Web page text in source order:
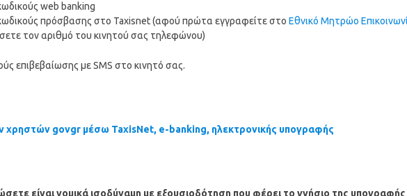
web banking
πρόσβασης στο Taxisnet (αφού πρώτα εγγραφείτε στο Εθνικό Μητρώο
τον αριθμό του κινητού σας τηλεφώνου)
επιβεβαίωσης με SMS στο κινητό σας.
χρηστών govgr μέσω TaxisNet, e-banking, ηλεκτρονικής υπογραφής
είναι νομικά ισοδύναμη με εξουσιοδότηση που φέρει το γνήσιο της υπογραφής